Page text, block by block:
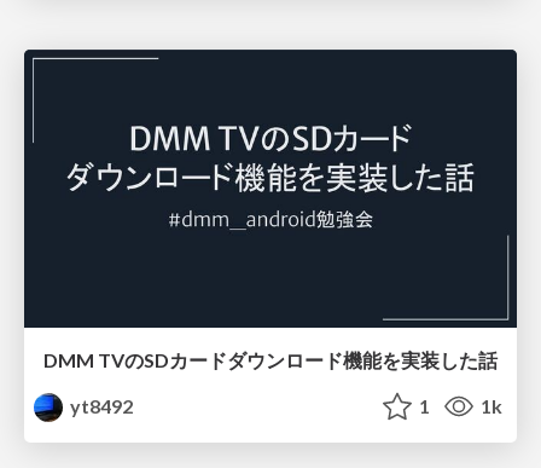
DMM TVのSDカードダウンロード機能を実装した話
yt8492
1 1k